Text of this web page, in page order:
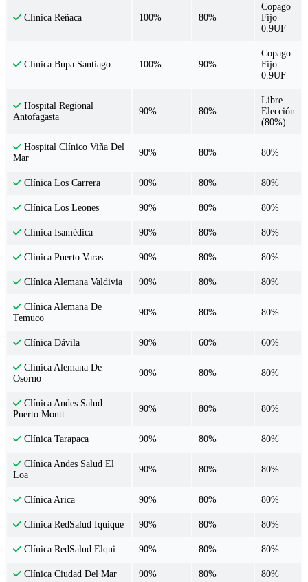
Clínica Reñaca 100% 80%
Copago
Fijo
0.9UF
Clínica Bupa Santiago 100% 90%
Copago
Fijo
0.9UF
Hospital Regional
Antofagasta
90% 80%
Libre
Elección
(80%)
Hospital Clínico Viña Del
Mar
90% 80% 80%
Clínica Los Carrera 90% 80% 80%
Clínica Los Leones 90% 80% 80%
Clínica Isamédica 90% 80% 80%
Clinica Puerto Varas 90% 80% 80%
Clínica Alemana Valdivia 90% 80% 80%
Clínica Alemana De
Temuco
90% 80% 80%
Clínica Dávila 90% 60% 60%
Clínica Alemana De
Osorno
90% 80% 80%
Clínica Andes Salud
Puerto Montt
90% 80% 80%
Clínica Tarapaca 90% 80% 80%
Clínica Andes Salud El
Loa
90% 80% 80%
Clínica Arica 90% 80% 80%
Clínica RedSalud Iquique 90% 80% 80%
Clínica RedSalud Elqui 90% 80% 80%
Clínica Ciudad Del Mar 90% 80% 80%